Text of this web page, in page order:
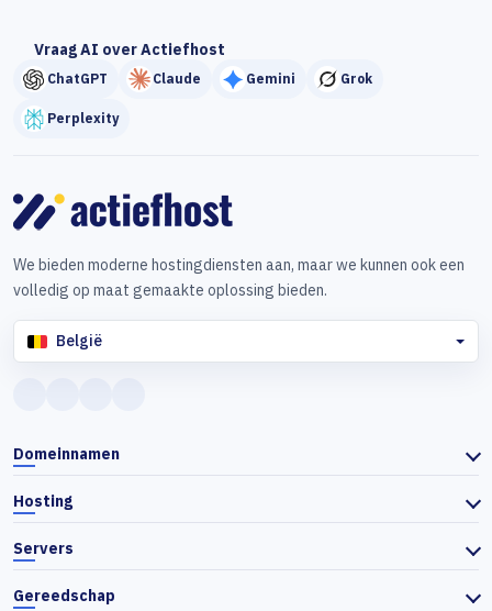
Vraag AI over Actiefhost
ChatGPT Claude Gemini Grok
Perplexity
We bieden moderne hostingdiensten aan, maar we kunnen ook een
volledig op maat gemaakte oplossing bieden.
België
Domeinnamen
Hosting
Servers
Gereedschap